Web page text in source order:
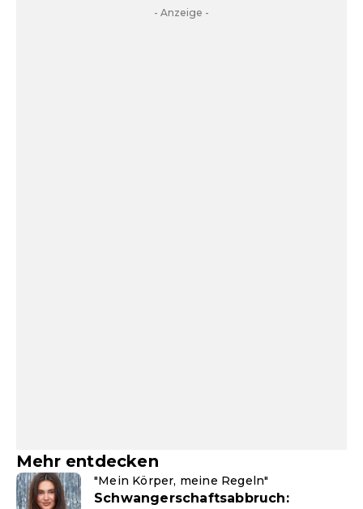
- Anzeige -
Mehr entdecken
"Mein Körper, meine Regeln"
Schwangerschaftsabbruch: